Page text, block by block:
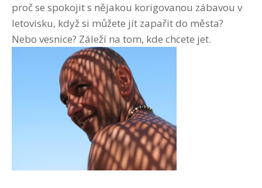
proč se spokojit s nějakou korigovanou zábavou v
letovisku, když si můžete jít zapařit do města?
Nebo vesnice? Záleží na tom, kde chcete jet.